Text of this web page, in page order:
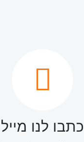
כתבו לנו מייל